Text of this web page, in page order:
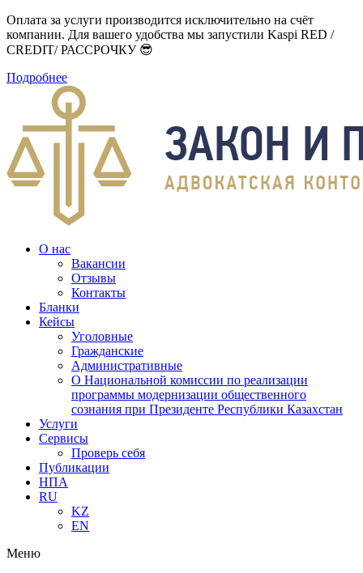
Оплата за услуги производится исключительно на счёт
компании. Для вашего удобства мы запустили Kaspi RED /
CREDIT/ РАССРОЧКУ 😎
Подробнее
О нас
Вакансии
Отзывы
Контакты
Бланки
Кейсы
Уголовные
Гражданские
Административные
О Национальной комиссии по реализации
программы модернизации общественного
сознания при Президенте Республики Казахстан
Услуги
Сервисы
Проверь себя
Публикации
НПА
RU
KZ
EN
Меню